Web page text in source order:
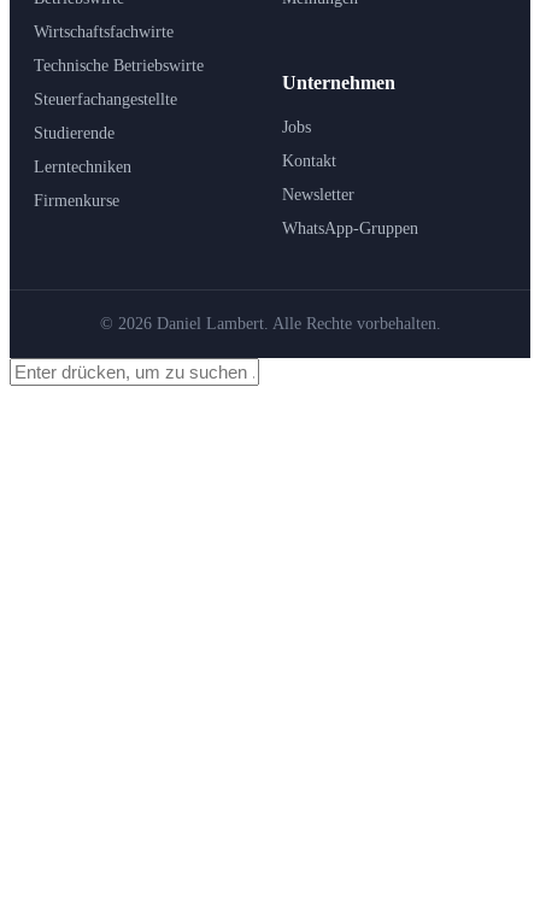
Wirtschaftsfachwirte
Technische Betriebswirte
Steuerfachangestellte
Studierende
Lerntechniken
Firmenkurse
Unternehmen
Jobs
Kontakt
Newsletter
WhatsApp-Gruppen
© 2026 Daniel Lambert. Alle Rechte vorbehalten.